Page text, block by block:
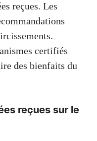
reçues. Les
certifiés
des bienfaits du
reçues sur le